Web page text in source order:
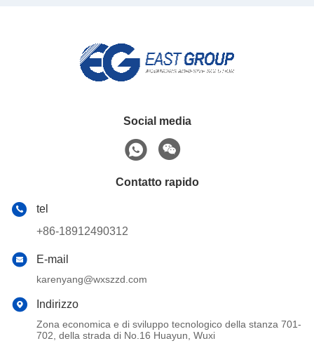
Social media
Contatto rapido
tel
+86-18912490312
E-mail
karenyang@wxszzd.com
Indirizzo
Zona economica e di sviluppo tecnologico della stanza 701-
702, della strada di No.16 Huayun, Wuxi